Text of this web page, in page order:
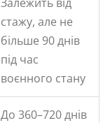
стажу, але не
більше 90 днів
під час
воєнного стану
До 360–720 днів